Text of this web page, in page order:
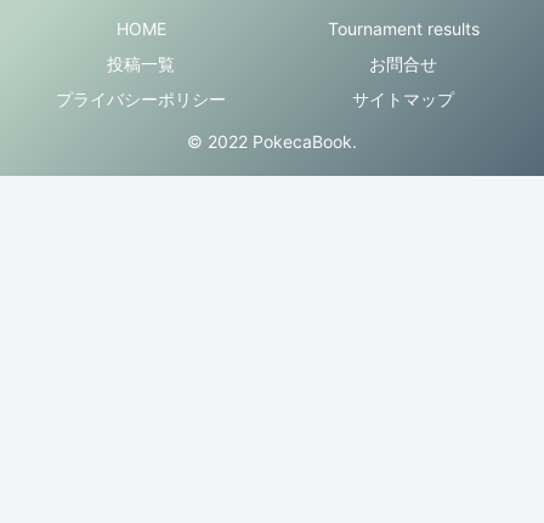
HOME
Tournament results
投稿一覧
お問合せ
プライバシーポリシー
サイトマップ
© 2022 PokecaBook.